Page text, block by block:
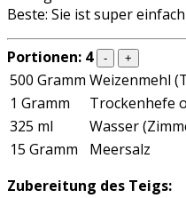
Beste: Sie ist super
Portionen: 4 - +
500 Gramm Weizenmehl
1 Gramm
Trockenhefe
325 ml
Wasser
15 Gramm
Meersalz
Zubereitung des Teigs: